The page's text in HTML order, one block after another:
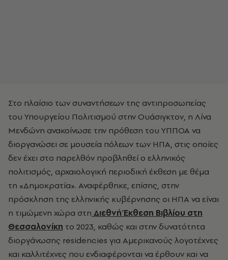
Στο πλαίσιο των συναντήσεων της αντιπροσωπείας
του Υπουργείου Πολιτισμού στην Ουάσιγκτον, η Λίνα
Μενδώνη ανακοίνωσε την πρόθεση του ΥΠΠΟΑ να
διοργανώσει σε μουσεία πόλεων των ΗΠΑ, στις οποίες
δεν έχει στο παρελθόν προβληθεί ο ελληνικός
πολιτισμός, αρχαιολογική περιοδική έκθεση με θέμα
τη «Δημοκρατία». Αναφέρθηκε, επίσης, στην
πρόσκληση της ελληνικής κυβέρνησης οι ΗΠΑ να είναι
η τιμώμενη χώρα στη Διεθνή Έκθεση Βιβλίου στη
Θεσσαλονίκη το 2023, καθώς και στην δυνατότητα
διοργάνωσης residencies για Αμερικανούς λογοτέχνες
και καλλιτέχνες που ενδιαφέρονται να έρθουν και να